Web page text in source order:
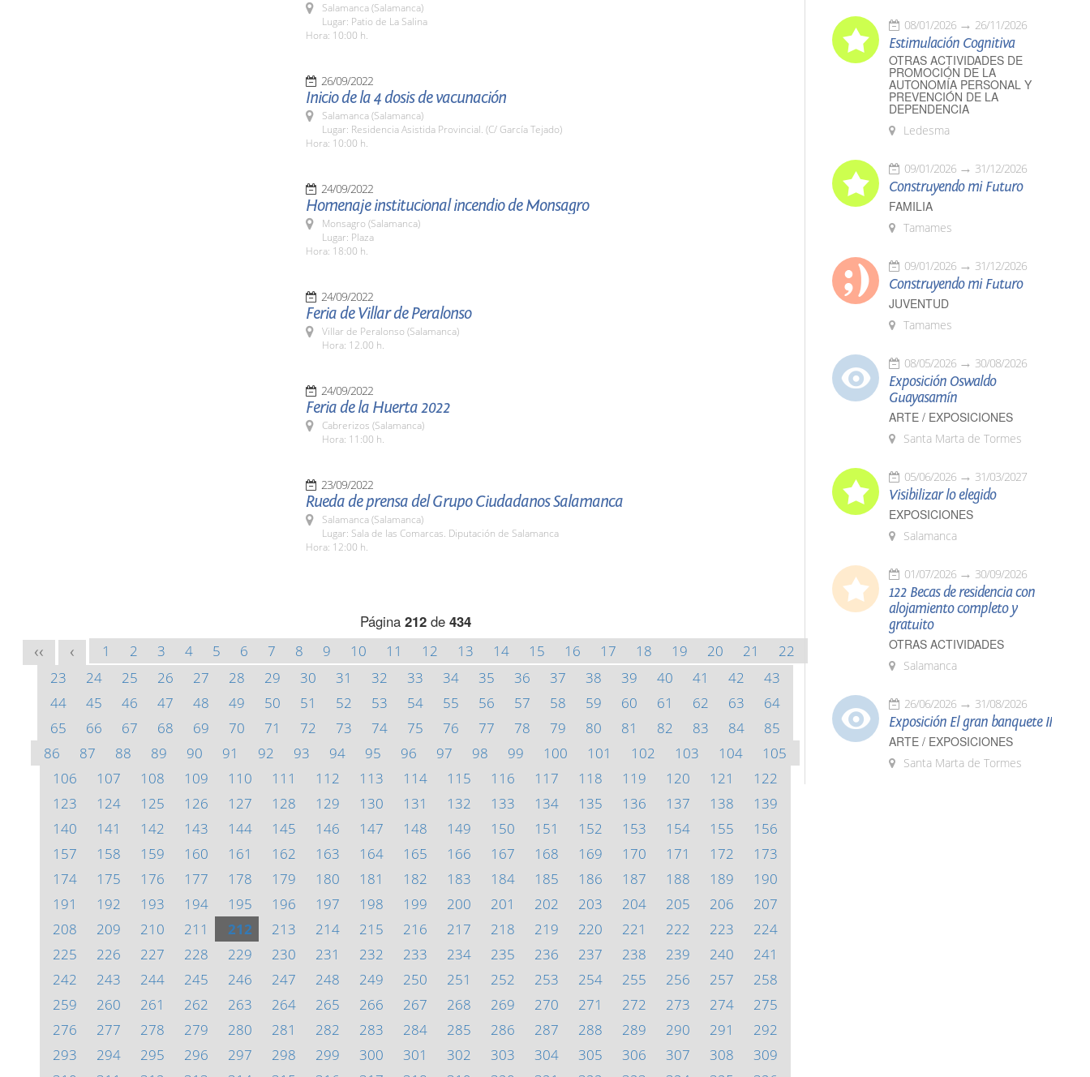
Salamanca (Salamanca)
Lugar: Patio de La Salina
Hora: 10:00 h.
26/09/2022
Inicio de la 4 dosis de vacunación
Salamanca (Salamanca)
Lugar: Residencia Asistida Provincial. (C/ García Tejado)
Hora: 10:00 h.
24/09/2022
Homenaje institucional incendio de Monsagro
Monsagro (Salamanca)
Lugar: Plaza
Hora: 18:00 h.
24/09/2022
Feria de Villar de Peralonso
Villar de Peralonso (Salamanca)
Hora: 12.00 h.
24/09/2022
Feria de la Huerta 2022
Cabrerizos (Salamanca)
Hora: 11:00 h.
23/09/2022
Rueda de prensa del Grupo Ciudadanos Salamanca
Salamanca (Salamanca)
Lugar: Sala de las Comarcas. Diputación de Salamanca
Hora: 12:00 h.
Página 212de 434
<< < 1 2 3 4 5 6 7 8 9 10 11 12 13 14 15 16 17 18 19 20 21
22
23
24 25 26 27 28 29 30 31 32 33 34 35 36 37 38 39 40 41 42
43
44
45 46 47 48 49 50 51 52 53 54 55 56 57 58 59 60 61 62 63
64
65
66 67 68 69 70 71 72 73 74 75 76 77 78 79 80 81 82 83 84
85
86
87 88 89 90 91 92 93 94 95 96 97 98 99 100 101 102 103 104
105
106
107 108 109 110 111 112 113 114 115 116 117 118 119 120 121
122
123
124 125 126 127 128 129 130 131 132 133 134 135 136 137 138
139
140
141 142 143 144 145 146 147 148 149 150 151 152 153 154 155
156
157
158 159 160 161 162 163 164 165 166 167 168 169 170 171 172
173
174
175 176 177 178 179 180 181 182 183 184 185 186 187 188 189
190
191
192 193 194 195 196 197 198 199 200 201 202 203 204 205 206
207
208
209 210 211 212 213 214 215 216 217 218 219 220 221 222 223
224
225
226 227 228 229 230 231 232 233 234 235 236 237 238 239 240
241
242
243 244 245 246 247 248 249 250 251 252 253 254 255 256 257
258
259
260 261 262 263 264 265 266 267 268 269 270 271 272 273 274
275
276
277 278 279 280 281 282 283 284 285 286 287 288 289 290 291
292
293
294 295 296 297 298 299 300 301 302 303 304 305 306 307 308
309
08/01/2026 26/11/2026
Estimulación Cognitiva
OTRAS ACTIVIDADES DE
PROMOCIÓN DE LA
AUTONOMÍA PERSONAL Y
PREVENCIÓN DE LA
DEPENDENCIA
Ledesma
09/01/2026 31/12/2026
Construyendo mi Futuro
FAMILIA
Tamames
09/01/2026 31/12/2026
Construyendo mi Futuro
JUVENTUD
Tamames
08/05/2026 30/08/2026
Exposición Oswaldo
Guayasamín
ARTE / EXPOSICIONES
Santa Marta de Tormes
05/06/2026 31/03/2027
Visibilizar lo elegido
EXPOSICIONES
Salamanca
01/07/2026 30/09/2026
122 Becas de residencia con
alojamiento completo y
gratuito
OTRAS ACTIVIDADES
Salamanca
26/06/2026 31/08/2026
Exposición El gran banquete II
ARTE / EXPOSICIONES
Santa Marta de Tormes